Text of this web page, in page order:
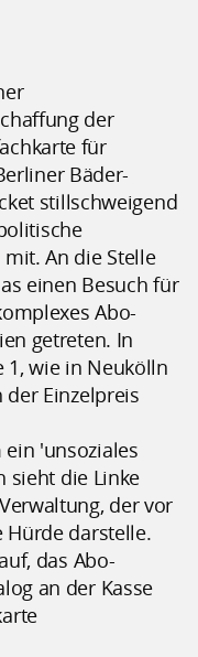
der
für
Bäder-
stillschweigend
An die Stelle
einen Besuch für
Abo-
getreten. In
1, wie in Neukölln
Einzelpreis
ein 'unsoziales
sieht die Linke
der vor
darstelle.
das Abo-
an der Kasse